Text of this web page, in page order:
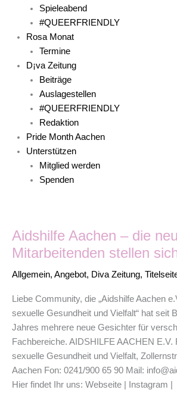
Spieleabend
#QUEERFRIENDLY
Rosa Monat
Termine
D¡va Zeitung
Beiträge
Auslagestellen
#QUEERFRIENDLY
Redaktion
Pride Month Aachen
Unterstützen
Mitglied werden
Spenden
Aidshilfe Aachen – die
Mitarbeitenden stellen
Allgemein, Angebot, Diva Zeitung,
Liebe Community, die „Aidshilfe Aachen
sexuelle Gesundheit und Vielfalt“ hat seit
Jahres mehrere neue Gesichter für
Fachbereiche. AIDSHILFE AACHEN E.V.
sexuelle Gesundheit und Vielfalt,
Aachen Fon: 0241/900 65 90 Mail:
Hier findet Ihr uns: Webseite | Instagram
Aachen
–
neuen